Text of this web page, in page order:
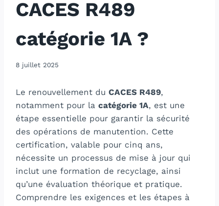
CACES R489
catégorie 1A ?
8 juillet 2025
Le renouvellement du CACES R489,
notamment pour la catégorie 1A, est une
étape essentielle pour garantir la sécurité
des opérations de manutention. Cette
certification, valable pour cinq ans,
nécessite un processus de mise à jour qui
inclut une formation de recyclage, ainsi
qu’une évaluation théorique et pratique.
Comprendre les exigences et les étapes à